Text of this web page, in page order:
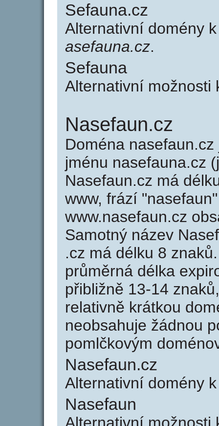
Sefauna.cz
Alternativní domény
asefauna.cz.
Sefauna
Alternativní
Nasefaun.cz
Doména
jménu nasefauna.cz
Nasefaun.cz má
www, frází
www.nasefaun.cz
Samotný název
.cz má délku 8
průměrná délka
přibližně 13-14
relativně krátkou
neobsahuje žádnou
pomlčkovým
Nasefaun.cz
Alternativní domény
Nasefaun